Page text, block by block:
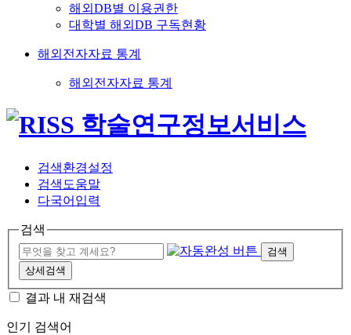
해외DB별 이용권한
대학별 해외DB 구독현황
해외전자자료 통계
해외전자자료 통계
검색환경설정
검색도움말
다국어입력
검색
검색
상세검색
결과 내 재검색
인기 검색어